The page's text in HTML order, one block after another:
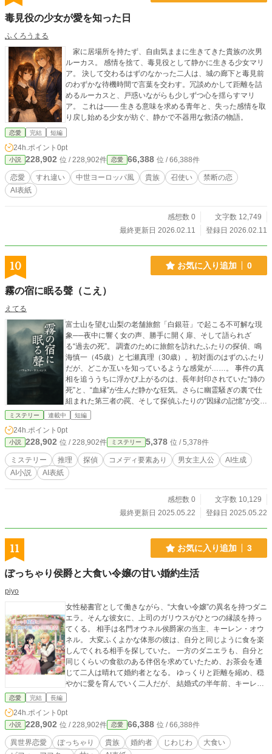
毒見役の少女が愛を知った日
ふくろうまる
家に居場所を持たず、自由気ままに生きてきた貴族の次男
ルーカス。 感情を捨て、毒見役として静かに生きる少女マリ
ア。 決して交わるはずのなかった二人は、城の廊下と毒見前
のわずかな待機時間で言葉を交わす。冗談めかして距離を詰
めるルーカスと、戸惑いながらも少しずつ心を揺らすマリ
ア。 これは―― 生きる意味を求める青年と、失った感情を取
り戻し始める少女が紡ぐ、静かで不器用な救済の物語。
恋愛 完結 短編
24h.ポイント 0pt
小説 228,902 位 / 228,902件 恋愛 66,388 位 / 66,388件
恋愛 すれ違い 中世ヨーロッパ風 貴族 召使い
禁断の恋
AI表紙
感想数 0
文字数 12,749
最終更新日 2026.02.11
登録日 2026.02.11
10 お気に入り追加 0
霧の宿に眠る聲（こえ）
えてる
富士山を望む山梨の老舗旅館「白銀荘」で起こる不可解な現
象──夜中に響く女の声、勝手に開く扉、そして語られざ
る“過去の死”。 調査のために旅館を訪れたふたりの探偵、鳴
海慎一（45歳）と七瀬真理（30歳）。初対面のはずのふたり
だが、どこか互いを知っているような感覚が……。 事件の真
相を追ううちに浮かび上がるのは、長年封印されていた“姉の
死”と、“血縁”が生んだ静かな狂気。さらに幽霊騒ぎの裏で仕
組まれた第三者の罠、そして探偵ふたりの“因縁の記憶”が交錯
し始める──。 コメディあり、シリアスあり。真実を暴くた
で、“心の声”が浮かび上がる、極上のサスペンス×人間ドラ
マ。 最後の一行まで、どうか見届けてください。
ミステリー 連載中 短編
24h.ポイント 0pt
小説 228,902 位 / 228,902件 ミステリー 5,378 位 / 5,378件
ミステリー 推理 探偵 コメディ要素あり 男女主人公
AI生成
AI小説
AI表紙
感想数 0
文字数 10,129
最終更新日 2025.05.22
登録日 2025.05.22
11 お気に入り追加 3
ぽっちゃり侯爵と大食い令嬢の甘い婚約生活
piyo
女性秘書官として働きながら、“大食い令嬢”の異名を持つダニ
エラ。そんな彼女に、上司のガリウスがひとつの縁談を持っ
てくる。 相手は名門オウネル侯爵家の当主、キーレン・オウ
ネル。 大変ふくよかな体形の彼は、自分と同じように食を楽
しんでくれる相手を探していた。 一方のダニエラも、自分と
同じくらいの食欲のある伴侶を求めていたため、お茶会を通
じて二人は晴れて婚約者となる。 ゆっくりと距離を縮め、穏
やかに愛を育んでいく二人だが、 結婚式の半年前、キーレン
が交易交渉のため国外へ赴くことになり―― ※なろうにも掲
恋愛 完結 長編
24h.ポイント 0pt
小説 228,902 位 / 228,902件 恋愛 66,388 位 / 66,388件
異世界恋愛 ぽっちゃり 貴族 婚約者 じわじわ
大食い